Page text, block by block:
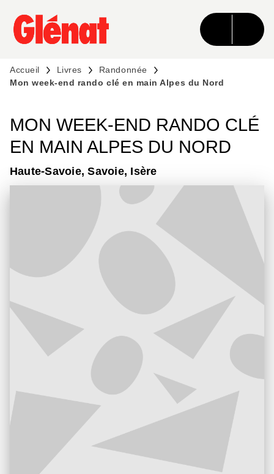
MENU RECHERCHE CONTENU
PIED DE PAGE
Accueil Livres
Randonnée
Mon week-end rando clé en main Alpes du Nord
MON WEEK-END RANDO CLÉ
EN MAIN ALPES DU NORD
Haute-Savoie, Savoie, Isère